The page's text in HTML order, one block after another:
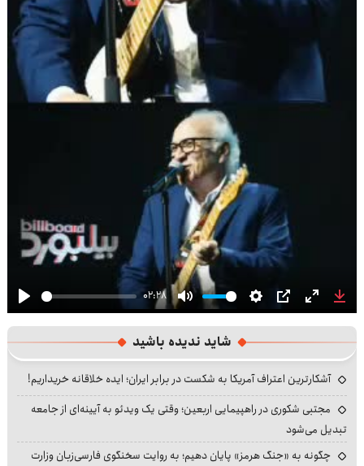
Play
02:28
Mute Settings
PIP Enter
شاید ندیده باشید
آشکارترین اعتراف آمریکا به شکست در برابر ایران؛ ایده خلاقانه خریداریم!
مجتبی شکوری در راهپیمایی اربعین؛ وقتی یک ویدئو به آیینه‌ای از جامعه
تبدیل می‌شود
چگونه به «جنگ هرمز» پایان دهیم؛ به روایت سخنگوی فارسی‌زبان وزارت